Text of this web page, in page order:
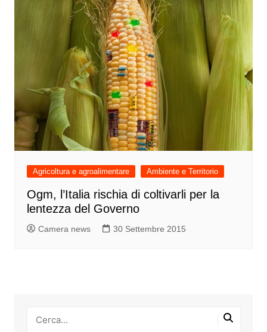
Agricoltura e agroalimentare Ambiente e Territorio
Ogm, l’Italia rischia di coltivarli per la
lentezza del Governo
Camera news 30 Settembre 2015